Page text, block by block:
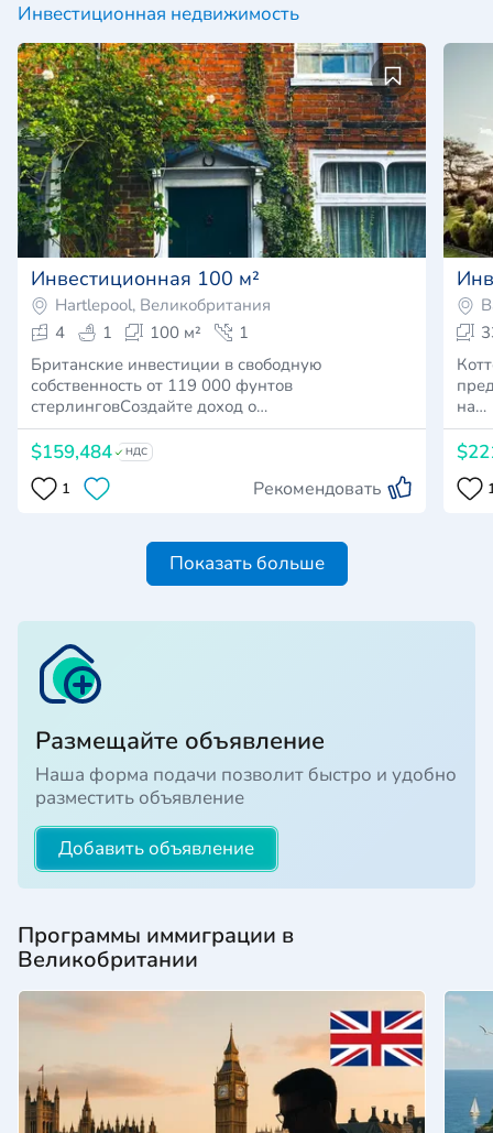
Инвестиционная недвижимость
Инвестиционная 100 м²
Hartlepool, Великобритания
4
1 100 м²
1
Британские инвестиции в свободную
собственность от 119 000 фунтов
стерлинговСоздайте доход о…
$159,484 НДС
1 Рекомендовать
на…
Показать больше
Размещайте объявление
Наша форма подачи позволит быстро и удобно
разместить объявление
Добавить объявление
Программы иммиграции в
Великобритании